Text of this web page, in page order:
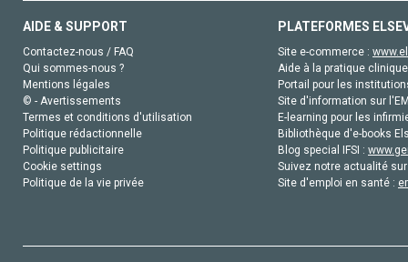
AIDE & SUPPORT
Contactez-nous / FAQ
Qui sommes-nous ?
Mentions légales
© - Avertissements
Termes et conditions d'utilisation
Politique rédactionnelle
Politique publicitaire
Cookie settings
Politique de la vie privée
PLATEFORMES
Site e-commerce :
Aide à la pratique
Portail pour les
Site d'information sur
E-learning pour les
Bibliothèque d'e-books
Blog special IFSI :
Suivez notre actualité
Site d'emploi en santé :